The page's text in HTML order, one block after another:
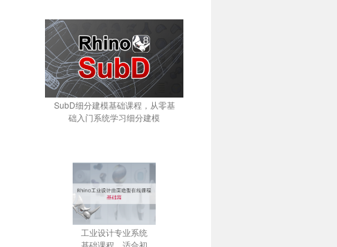
SubD细分建模基础课程，从零基
础入门系统学习细分建模
工业设计专业系统
基础课程，适合初